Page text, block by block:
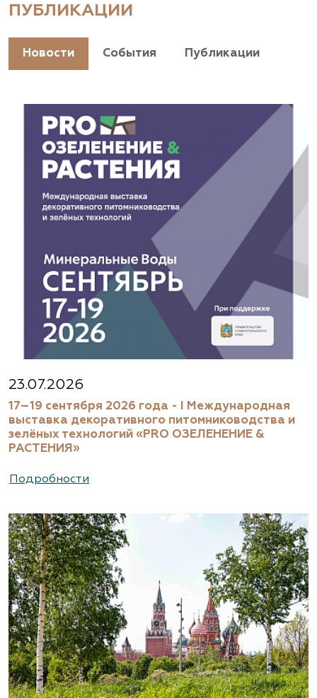
ПУБЛИКАЦИИ
Новости События Публикации
23.07.2026
17–19 сентября 2026 года - I Международная
выставка декоративного питомниководства и
зелёных технологий «PRO ОЗЕЛЕНЕНИЕ &
РАСТЕНИЯ»
Подробности